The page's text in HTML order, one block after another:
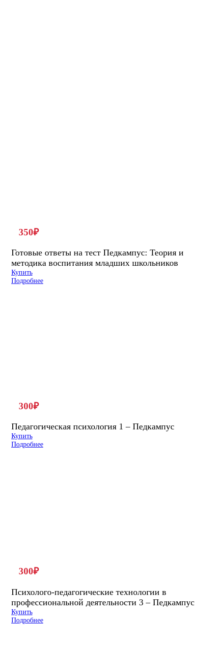
350₽
Готовые ответы на тест Педкампус: Теория и
методика воспитания младших школьников
Купить
Подробнее
300₽
Педагогическая психология 1 – Педкампус
Купить
Подробнее
300₽
Психолого-педагогические технологии в
профессиональной деятельности 3 – Педкампус
Купить
Подробнее